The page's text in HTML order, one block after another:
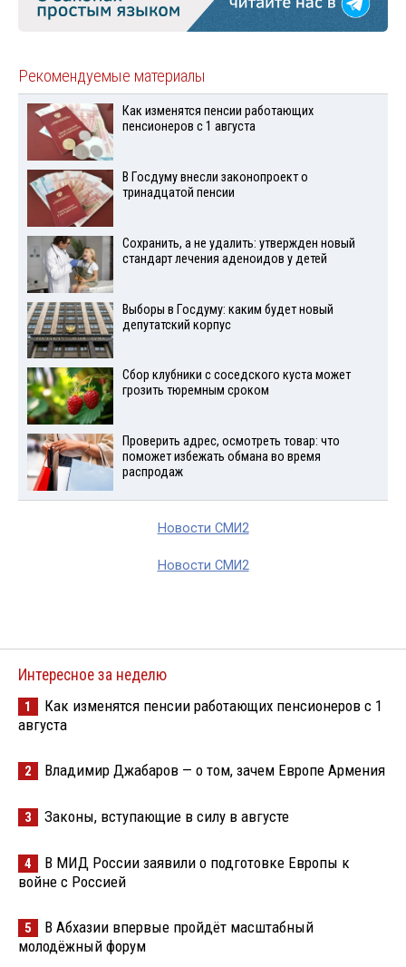
Рекомендуемые материалы
Как изменятся пенсии работающих
пенсионеров с 1 августа
В Госдуму внесли законопроект о
тринадцатой пенсии
Сохранить, а не удалить: утвержден новый
стандарт лечения аденоидов у детей
Выборы в Госдуму: каким будет новый
депутатский корпус
Сбор клубники с соседского куста может
грозить тюремным сроком
Проверить адрес, осмотреть товар: что
поможет избежать обмана во время
распродаж
Новости СМИ2
Новости СМИ2
Интересное за неделю
1
Как изменятся пенсии работающих пенсионеров с 1
августа
2 Владимир Джабаров — о том, зачем Европе Армения
3 Законы, вступающие в силу в августе
4
В МИД России заявили о подготовке Европы к
войне с Россией
5
В Абхазии впервые пройдёт масштабный
молодёжный форум